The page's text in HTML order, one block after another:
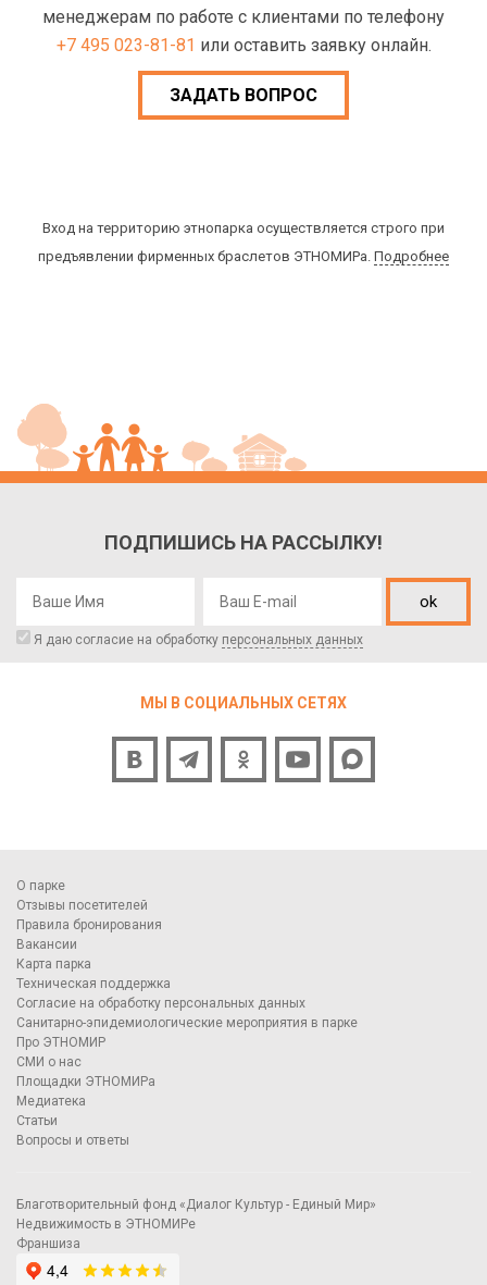
менеджерам по работе с клиентами по телефону
+7 495 023-81-81 или оставить заявку онлайн.
ЗАДАТЬ ВОПРОС
Вход на территорию этнопарка осуществляется строго при
предъявлении фирменных браслетов ЭТНОМИРа. Подробнее
ПОДПИШИСЬ НА РАССЫЛКУ!
ok
Я даю согласие на обработку персональных данных
МЫ В СОЦИАЛЬНЫХ СЕТЯХ
О парке
Отзывы посетителей
Правила бронирования
Вакансии
Карта парка
Техническая поддержка
Согласие на обработку персональных данных
Санитарно-эпидемиологические мероприятия в парке
Про ЭТНОМИР
СМИ о нас
Площадки ЭТНОМИРа
Медиатека
Статьи
Вопросы и ответы
Благотворительный фонд «Диалог Культур - Единый Мир»
Недвижимость в ЭТНОМИРе
Франшиза